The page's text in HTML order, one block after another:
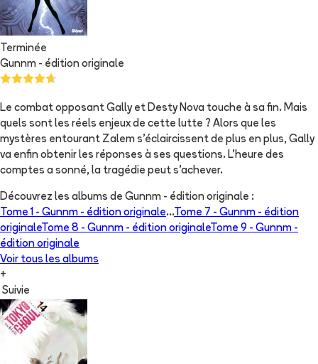
Terminée
Gunnm - édition originale
Le combat opposant Gally et Desty Nova touche à sa fin. Mais
quels sont les réels enjeux de cette lutte ? Alors que les
mystères entourant Zalem s’éclaircissent de plus en plus, Gally
va enfin obtenir les réponses à ses questions. L’heure des
comptes a sonné, la tragédie peut s’achever.
Découvrez les albums de Gunnm - édition originale :
Tome 1 - Gunnm - édition originale...Tome 7 - Gunnm - édition
originaleTome 8 - Gunnm - édition originaleTome 9 - Gunnm -
édition originale
Voir tous les albums
+
Suivie